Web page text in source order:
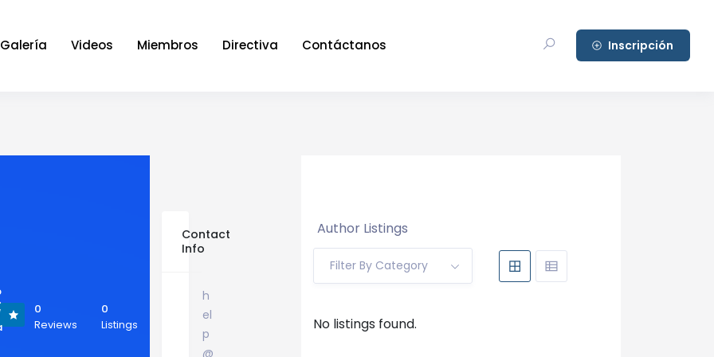
Galería Videos Miembros Directiva Contáctanos Inscripción
0
Reviews
0
Listings
Contact
Info
h
el
p
@
Author Listings
Filter By Category
No listings found.